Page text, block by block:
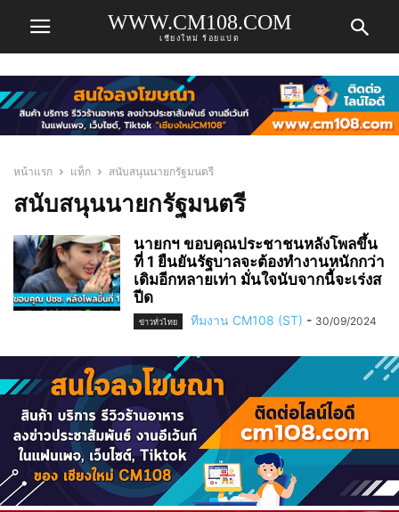
WWW.CM108.COM
เชียงใหม่ ร้อยแปด
หน้าแรก แท็ก สนับสนุนนายกรัฐมนตรี
สนับสนุนนายกรัฐมนตรี
นายกฯ ขอบคุณประชาชนหลังโพลขึ้น
ที่ 1 ยืนยันรัฐบาลจะต้องทำงานหนักกว่า
เดิมอีกหลายเท่า มั่นใจนับจากนี้จะเร่งส
ปีด
ข่าวทั่วไทย ทีมงาน CM108 (ST) - 30/09/2024